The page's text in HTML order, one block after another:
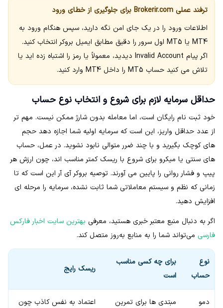
ترفند عملی Brokerir.com برای جلوگیری از خطای ورود
اطلاعات ورود را در یک جای امن نگه دارید، سپس هنگام ورود به
MT4 یا MT5 اول سرور را دقیق مطابق ایمیل بروکر انتخاب کنید.
اگر پیام Invalid Account دیدید، معمولاً یا رمز را اشتباه زده اید یا
تلاش می کنید حساب MT5 را داخل MT4 وارد کنید.
حداقل سرمایه لازم برای شروع و انتخاب نوع حساب
خود ثبت نام رایگان است، اما معامله بدون شارژ ممکن نیست. مهم تر
از عدد حداقل واریز، این است که سرمایه اولیه شما اجازه دهد حجم
های کوچک بگیرید و با چند ضرر متوالی نابود نشوید. در عمل، حساب
های سنتی یا میکرو برای شروع با ریسک کمتر مناسب اند، چون ارزش هر
پیپ و فشار روانی را پایین می آورند. توصیه بروکر آی آر این است که تا
زمانی که نظم و سیستم معاملاتی شما ثابت نشده، سرمایه را مرحله ای
افزایش دهید.
اگر به دنبال منبع معتبر خبری هستید، معرفی بهترین سایت اخبار فارکس
فارسی می‌تواند شما را به منابع به‌روز متصل کند.
نوع
حساب
برای چه کسی مناسب
است
ریسک رایج
دمو
مبتدی ها برای تمرین
اعتماد به نفس کاذب چون